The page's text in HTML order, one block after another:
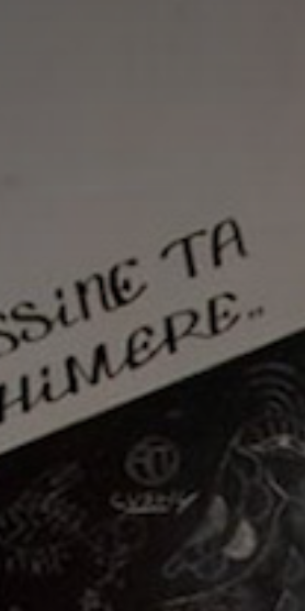
Nom
Prénom
Statut / Organisation
J'accepte lestermes et conditions
* Champ obligatoire
Adresse email*
Nom
Prénom
Statut / Organisation